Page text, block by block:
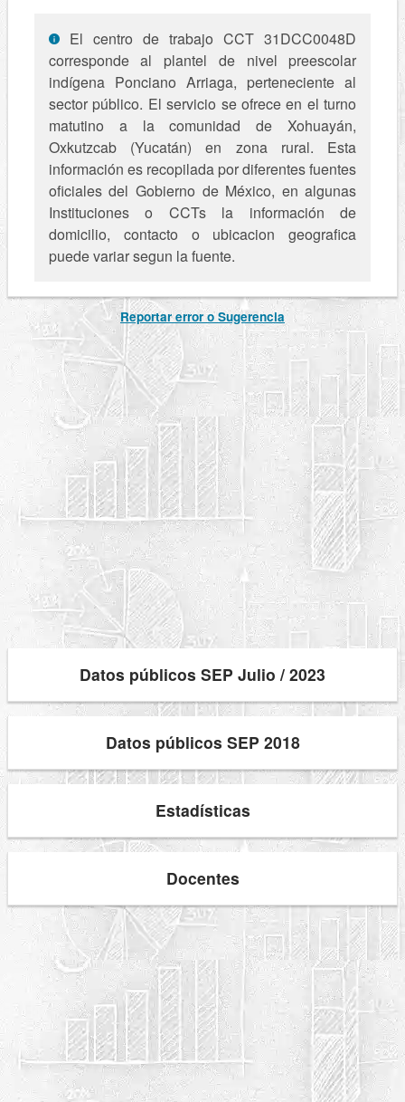
El centro de trabajo CCT 31DCC0048D
corresponde al plantel de nivel preescolar
indígena Ponciano Arriaga, perteneciente al
sector público. El servicio se ofrece en el turno
matutino a la comunidad de Xohuayán,
Oxkutzcab (Yucatán) en zona rural. Esta
información es recopilada por diferentes fuentes
oficiales del Gobierno de México, en algunas
Instituciones o CCTs la información de
domicilio, contacto o ubicacion geografica
puede variar segun la fuente.
Reportar error o Sugerencia
Datos públicos SEP Julio / 2023
Datos públicos SEP 2018
Estadísticas
Docentes